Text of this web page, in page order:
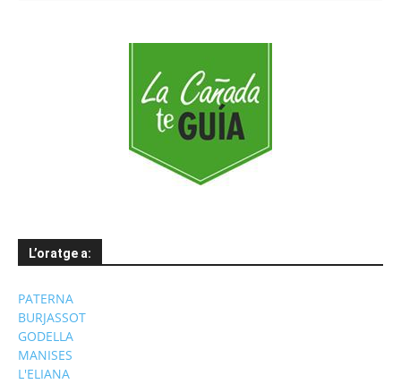
L’oratge a:
PATERNA
BURJASSOT
GODELLA
MANISES
L'ELIANA